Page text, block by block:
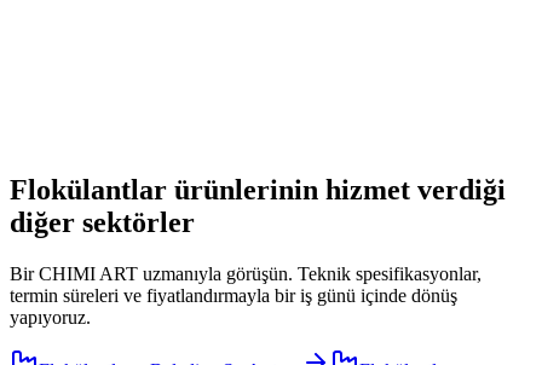
Flokülantlar ürünlerinin hizmet verdiği
diğer sektörler
Bir CHIMI ART uzmanıyla görüşün. Teknik spesifikasyonlar,
termin süreleri ve fiyatlandırmayla bir iş günü içinde dönüş
yapıyoruz.